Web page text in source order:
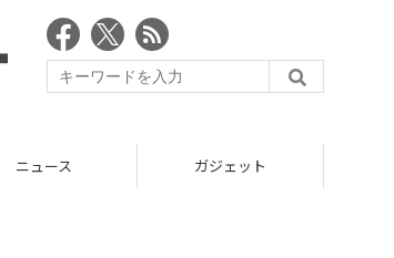
ガジェット ゲーム